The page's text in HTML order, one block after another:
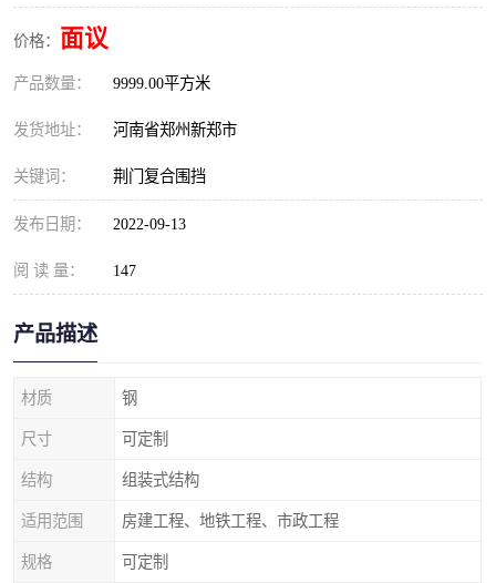
价格： 面议
产品数量： 9999.00平方米
发货地址： 河南省郑州新郑市
关键词： 荆门复合围挡
发布日期： 2022-09-13
阅 读 量： 147
产品描述
材质 钢
尺寸 可定制
结构 组装式结构
适用范围 房建工程、地铁工程、市政工程
规格 可定制